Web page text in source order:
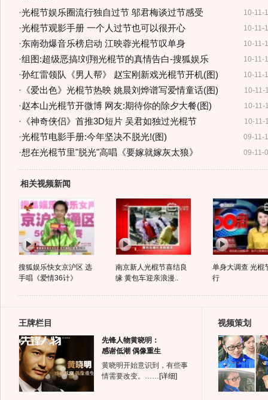
10-11-
·光棍节娱乐圈流行独自过节 邬君梅谈过节感受
10-11-
·光棍节观影手册 一个人过节也可以很开心
10-11-
·东南劲爆音乐榜启动 江映蓉光棍节叹单身
10-11-
·组图:超级恶搞!刘翔光棍节的真情告白-搜狐娱乐
10-11-
·孙红雷领队《男人帮》 赵宝刚新戏光棍节开机(图)
10-11-
· 《爱出色》光棍节热映 姚晨刘烨谱写爱情童话(图)
10-11-
·赵本山光棍节开微博 网友:期待你的除夕大餐(图)
10-11-
· 《神奇侠侣》首推3D短片 吴君如独过光棍节
09-11-
·光棍节电影手册:今年坚决不脱光!(图)
09-11-
·想在光棍节里"脱光"高唱《要嫁就嫁灰太狼》
相关视频新闻
搜狐娱乐快女京沪区 选
手唱《爱情36计》
南京新人光棍节喜结良
缘 黄包车迎亲浪漫..
单身大调查 光棍
行
王牌栏目
先锋人物黄晓明：
感谢低潮 偶像重生
黄晓明开始意识到，有些事
情需要改变。…… [详细]
视频策划